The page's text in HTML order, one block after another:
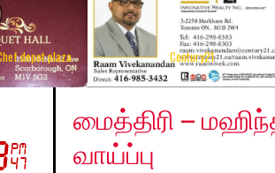
depot plaza Century21
Thursday, August 15,
மைத்திரி –
வாய்ப்பு